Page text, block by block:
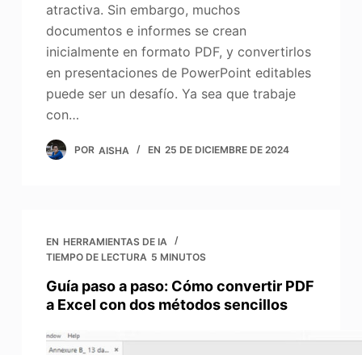
atractiva. Sin embargo, muchos
documentos e informes se crean
inicialmente en formato PDF, y convertirlos
en presentaciones de PowerPoint editables
puede ser un desafío. Ya sea que trabaje
con…
POR AISHA EN 25 DE DICIEMBRE DE 2024
EN HERRAMIENTAS DE IA
TIEMPO DE LECTURA 5 MINUTOS
Guía paso a paso: Cómo convertir PDF
a Excel con dos métodos sencillos